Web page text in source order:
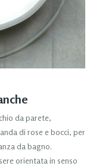
da parete,
di rose e bocci, per
da bagno.
orientata in senso